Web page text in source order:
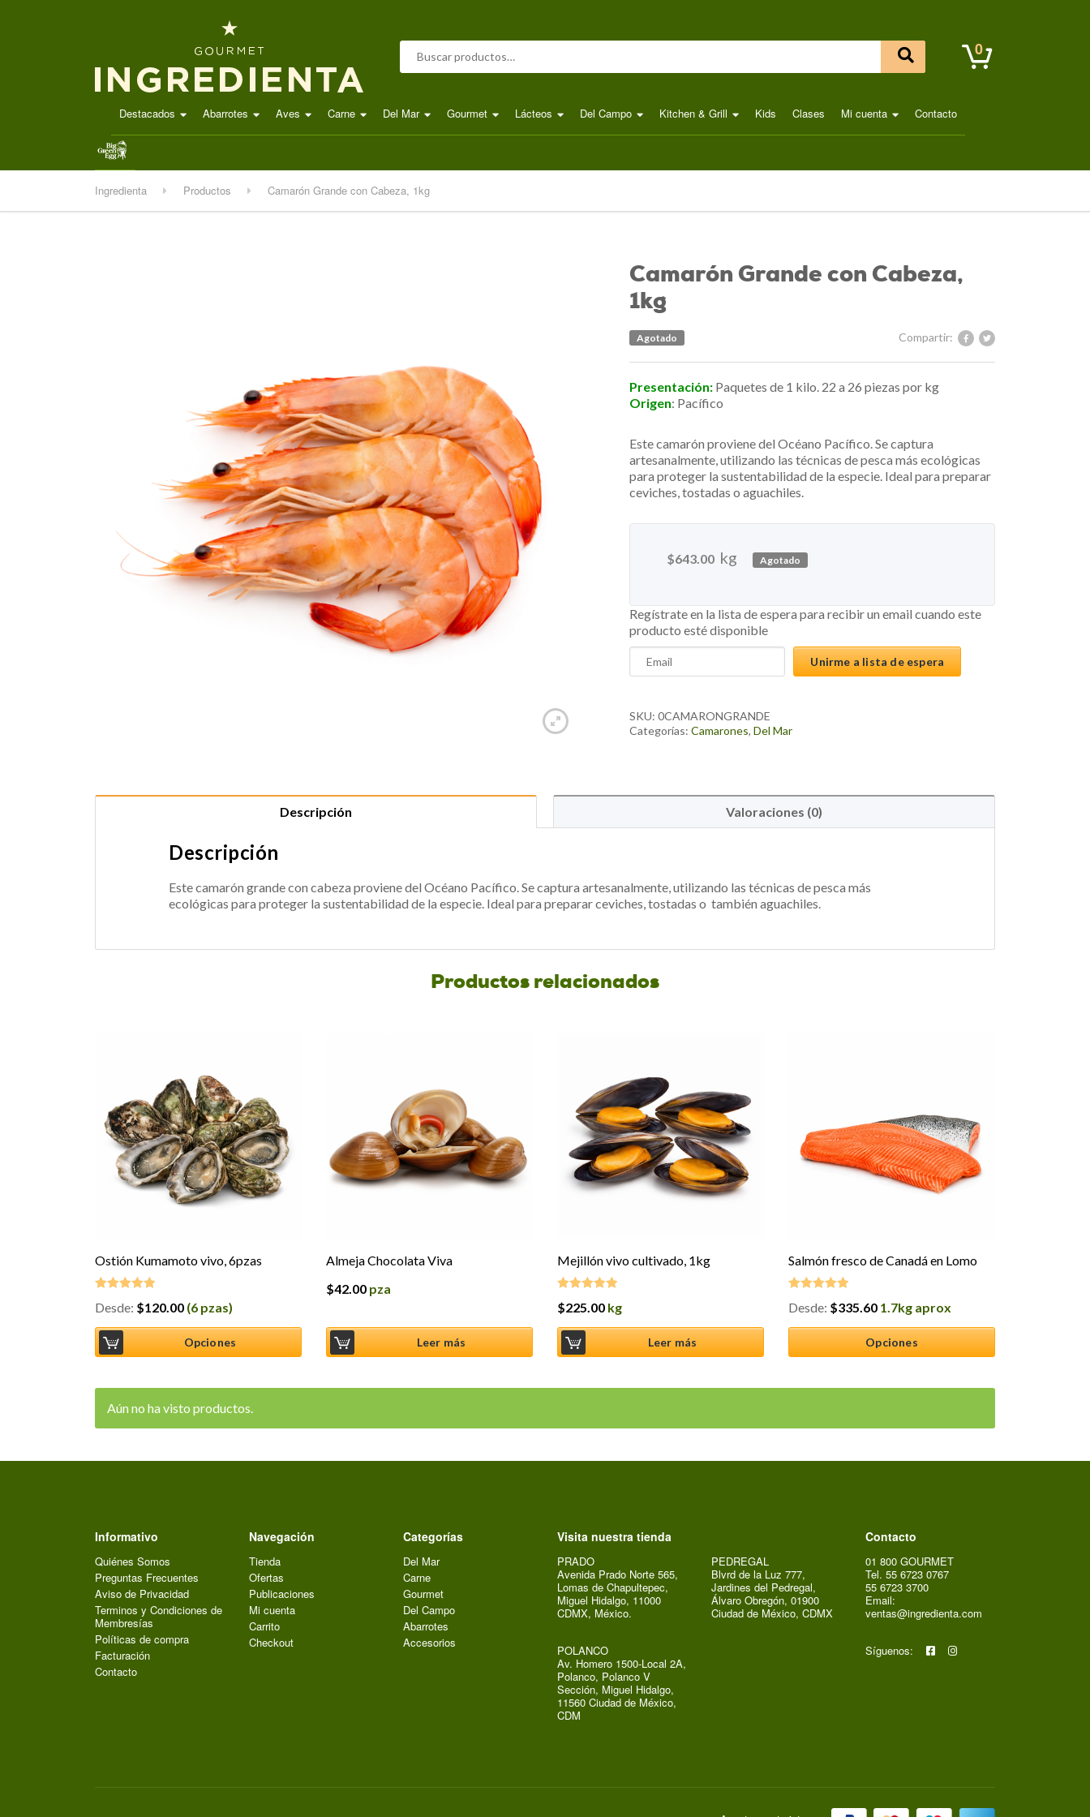
Buscar por: 0
Destacados Abarrotes Aves Carne Del Mar Gourmet Lácteos Del Campo Kitchen & Grill Kids Clases Mi cuenta Contacto
.
Ingredienta Productos Camarón Grande con Cabeza, 1kg
Camarón Grande con Cabeza,
1kg
Compartir:
Agotado
Presentación: Paquetes de 1 kilo. 22 a 26 piezas por kg
Origen: Pacífico
Este camarón proviene del Océano Pacífico. Se captura
artesanalmente, utilizando las técnicas de pesca más ecológicas
para proteger la sustentabilidad de la especie. Ideal para preparar
ceviches, tostadas o aguachiles.
$643.00 kg Agotado
Regístrate en la lista de espera para recibir un email cuando este
producto esté disponible
Enter
your
address
to
waitlist
Unirme a lista de espera
SKU:0CAMARONGRANDE
Categorías:Camarones,Del Mar
Descripción Valoraciones (0)
Descripción
Este camarón grande con cabeza proviene del Océano Pacífico. Se captura artesanalmente, utilizando las técnicas de pesca más
ecológicas para proteger la sustentabilidad de la especie. Ideal para preparar ceviches, tostadas o también aguachiles.
Productos relacionados
Ostión Kumamoto vivo, 6pzas
Valorado en
Desde: $120.00 (6 pzas)
Opciones
Almeja Chocolata Viva
$42.00 pza
Leer más
Mejillón vivo cultivado, 1kg
Valorado en
$225.00 kg
Leer más
Salmón fresco de Canadá en Lomo
Valorado en
Desde: $335.60 1.7kg aprox
Opciones
Aún no ha visto productos.
Informativo
Quiénes Somos
Preguntas Frecuentes
Aviso de Privacidad
Terminos y Condiciones de
Membresías
Políticas de compra
Facturación
Contacto
Navegación
Tienda
Ofertas
Publicaciones
Mi cuenta
Carrito
Checkout
Categorías
Del Mar
Carne
Gourmet
Del Campo
Abarrotes
Accesorios
Visita nuestra tienda
PRADO
Avenida Prado Norte 565,
Lomas de Chapultepec,
Miguel Hidalgo, 11000
CDMX, México.
POLANCO
Av. Homero 1500-Local 2A,
Polanco, Polanco V
Sección, Miguel Hidalgo,
11560 Ciudad de México,
CDM
PEDREGAL
Blvrd de la Luz 777,
Jardines del Pedregal,
Álvaro Obregón, 01900
Ciudad de México, CDMX
Contacto
01 800 GOURMET
Tel. 55 6723 0767
55 6723 3700
Email:
ventas@ingredienta.com
Síguenos: